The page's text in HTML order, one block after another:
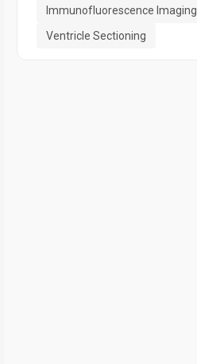
Immunofluorescence Imaging
Ventricle Sectioning